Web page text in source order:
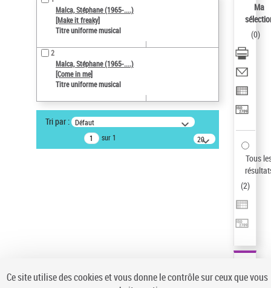
Malca, Stéphane (1965-....)
Type de notice d'autorité
Sauvegarder votre recherche
AFFINER
Type de notice d'autorité
Œuvre
Titre uniforme musical
Statut de la notice d’autorité
Malca, Stéphane (1965-....)
[Make it freaky]
Titre uniforme musical
2
Malca, Stéphane (1965-....)
[Come in me]
Titre uniforme musical
Tri par : Défaut
sur 1
20
résultats/page
Ma
(0)
Tous
(2)
Ce site utilise des cookies et vous donne le contrôle sur ceux que vous